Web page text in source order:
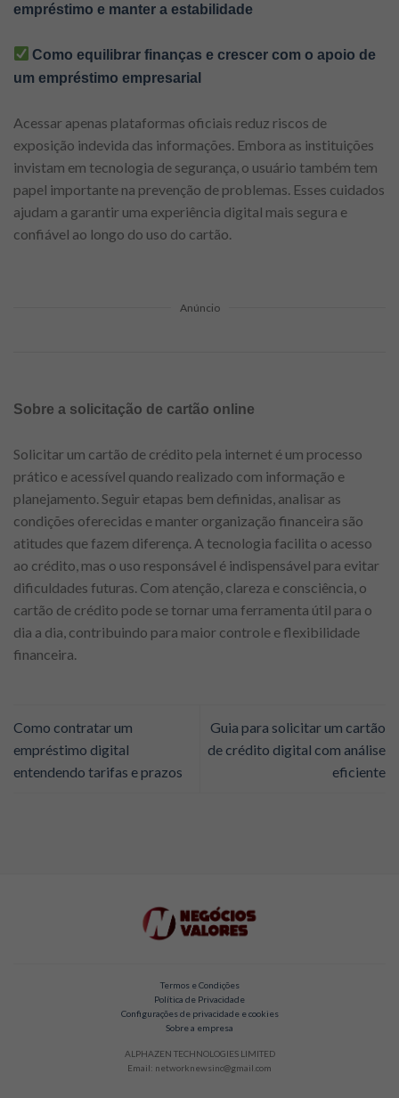
empréstimo e manter a estabilidade
Como equilibrar finanças e crescer com o apoio de
um empréstimo empresarial
Acessar apenas plataformas oficiais reduz riscos de
exposição indevida das informações. Embora as instituições
invistam em tecnologia de segurança, o usuário também tem
papel importante na prevenção de problemas. Esses cuidados
ajudam a garantir uma experiência digital mais segura e
confiável ao longo do uso do cartão.
Anúncio
Sobre a solicitação de cartão online
Solicitar um cartão de crédito pela internet é um processo
prático e acessível quando realizado com informação e
planejamento. Seguir etapas bem definidas, analisar as
condições oferecidas e manter organização financeira são
atitudes que fazem diferença. A tecnologia facilita o acesso
ao crédito, mas o uso responsável é indispensável para evitar
dificuldades futuras. Com atenção, clareza e consciência, o
cartão de crédito pode se tornar uma ferramenta útil para o
dia a dia, contribuindo para maior controle e flexibilidade
financeira.
Como contratar um
empréstimo digital
entendendo tarifas e prazos
Guia para solicitar um cartão
de crédito digital com análise
eficiente
Termos e Condições
Política de Privacidade
Configurações de privacidade e cookies
Sobre a empresa
ALPHAZEN TECHNOLOGIES LIMITED
Email: networknewsinc@gmail.com